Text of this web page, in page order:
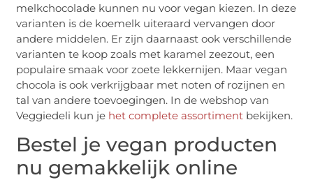
melkchocolade kunnen nu voor vegan kiezen. In deze
varianten is de koemelk uiteraard vervangen door
andere middelen. Er zijn daarnaast ook verschillende
varianten te koop zoals met karamel zeezout, een
populaire smaak voor zoete lekkernijen. Maar vegan
chocola is ook verkrijgbaar met noten of rozijnen en
tal van andere toevoegingen. In de webshop van
Veggiedeli kun je het complete assortiment bekijken.
Bestel je vegan producten
nu gemakkelijk online